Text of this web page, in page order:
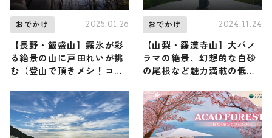
おでかけ 2025.01.26
【長野・飯盛山】霧氷が彩
る絶景の山に戸田れいが挑
む（登山で頂きメシ！コラ
おでかけ 2024.11.24
【山梨・羅漢寺山】大パノ
ラマの絶景、幻想的な白砂
の尾根など魅力満載の低山
頂（登山で頂きメシ！コラ
ボ企画）